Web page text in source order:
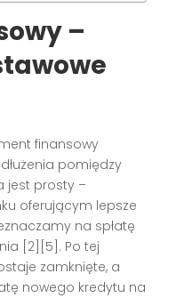
–
finansowy
pomiędzy
jest prosty –
oferującym lepsze
na spłatę
[2][5]. Po tej
zamknięte, a
nowego kredytu na